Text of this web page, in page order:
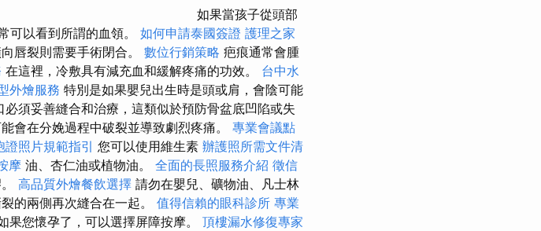
如果當孩子從頭部
可以看到所謂的血領。 如何申請泰國簽證 護理之家
唇裂則需要手術閉合。 數位行銷策略 疤痕通常會腫
在這裡，冷敷具有減充血和緩解疼痛的功效。 台中水
外燴服務 特別是如果嬰兒出生時是頭或肩，會陰可能
必須妥善縫合和治療，這類似於預防骨盆底凹陷或失
會在分娩過程中破裂並導致劇烈疼痛。 專業會議點
證照片規範指引 您可以使用維生素 辦護照所需文件清
摩 油、杏仁油或植物油。 全面的長照服務介紹 徵信
高品質外燴餐飲選擇 請勿在嬰兒、礦物油、凡士林
的兩側再次縫合在一起。 值得信賴的眼科診所 專業
果您懷孕了，可以選擇屏障按摩。 頂樓漏水修復專家